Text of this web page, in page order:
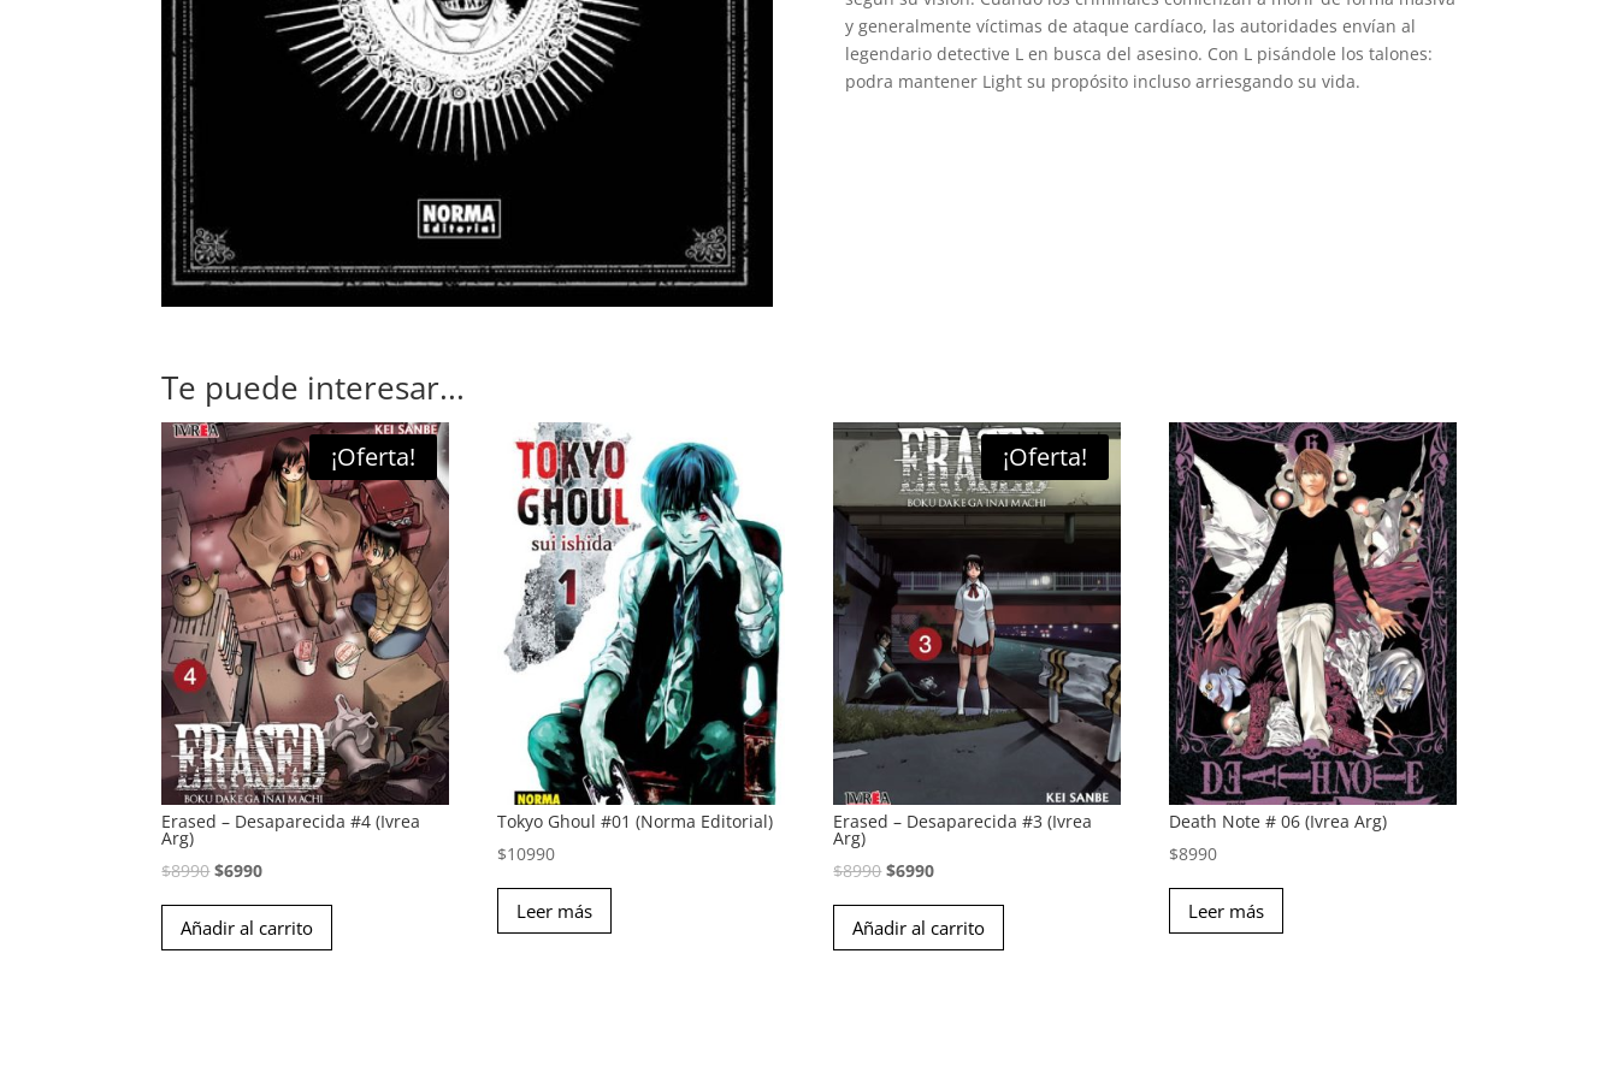
y generalmente víctimas de ataque cardíaco, las autoridades envían al
legendario detective L en busca del asesino. Con L pisándole los talones:
podra mantener Light su propósito incluso arriesgando su vida.
Te puede interesar...
¡Oferta!
Erased – Desaparecida #4 (Ivrea
Arg)
$8990El
precio
original
$6990El
precio
actual
Añadir al carrito
Tokyo Ghoul #01 (Norma Editorial)
$10990
Leer más
¡Oferta!
Erased – Desaparecida #3 (Ivrea
Arg)
$8990El
precio
original
$6990El
precio
actual
Añadir al carrito
Death Note # 06 (Ivrea Arg)
$8990
Leer más